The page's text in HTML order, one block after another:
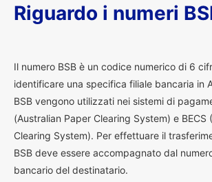
Riguardo i numeri
Il numero BSB è un codice numerico di 6
identificare una specifica filiale bancaria in
BSB vengono utilizzati nei sistemi di
(Australian Paper Clearing System) e BECS
Clearing System). Per effettuare il
BSB deve essere accompagnato dal
bancario del destinatario.